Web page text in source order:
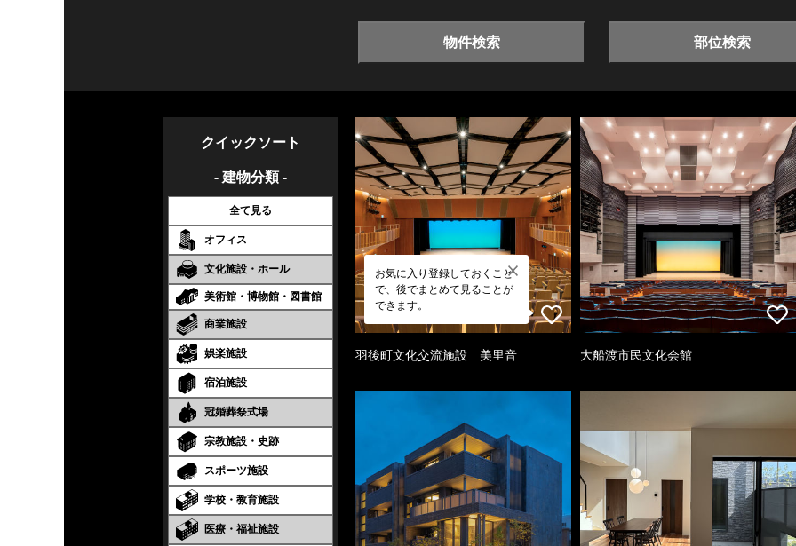
物件検索 部位検索
クイックソート
- 建物分類 -
全て見る
オフィス
文化施設・ホール
美術館・博物館・図書館
商業施設
娯楽施設
宿泊施設
冠婚葬祭式場
宗教施設・史跡
スポーツ施設
学校・教育施設
医療・福祉施設
お気に入り登録しておくこと
で、後でまとめて見ることが
できます。
羽後町文化交流施設 美里音 大船渡市民文化会館